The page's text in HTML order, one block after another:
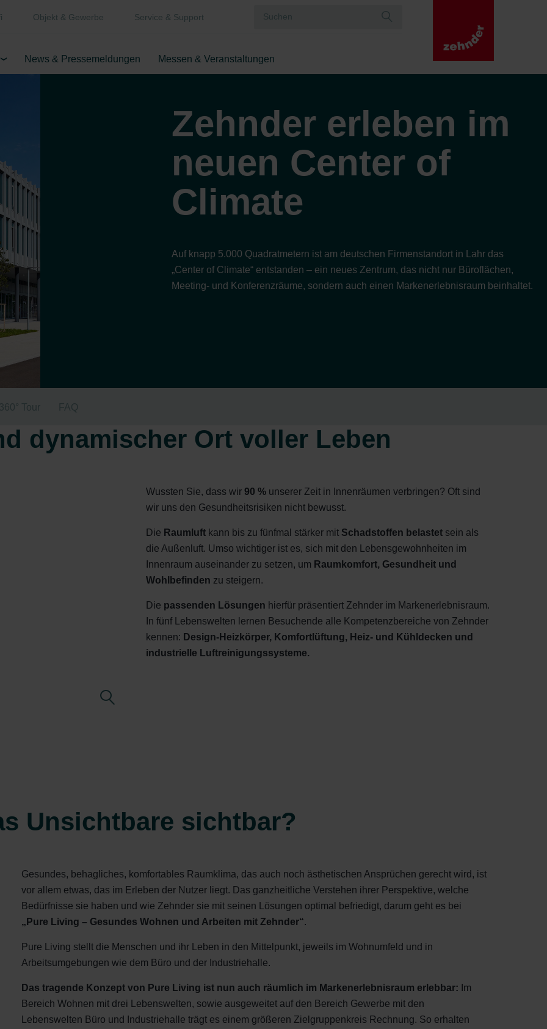
Objekt & Gewerbe Service & Support
News & Pressemeldungen Messen & Veranstaltungen
Zehnder erleben im
neuen Center of
Climate
Auf knapp 5.000 Quadratmetern ist am deutschen Firmenstandort in Lahr das
„Center of Climate“ entstanden – ein neues Zentrum, das nicht nur Büroflächen,
Meeting- und Konferenzräume, sondern auch einen Markenerlebnisraum beinhaltet.
360° Tour FAQ
dynamischer Ort voller Leben
Wussten Sie, dass wir 90 % unserer Zeit in Innenräumen verbringen? Oft sind
wir uns den Gesundheitsrisiken nicht bewusst.
Die Raumluft kann bis zu fünfmal stärker mit Schadstoffen belastet sein als
die Außenluft. Umso wichtiger ist es, sich mit den Lebensgewohnheiten im
Innenraum auseinander zu setzen, um Raumkomfort, Gesundheit und
Wohlbefinden zu steigern.
Die passenden Lösungen hierfür präsentiert Zehnder im Markenerlebnisraum.
In fünf Lebenswelten lernen Besuchende alle Kompetenzbereiche von Zehnder
kennen: Design-Heizkörper, Komfortlüftung, Heiz- und Kühldecken und
industrielle Luftreinigungssysteme.
Unsichtbare sichtbar?
Gesundes, behagliches, komfortables Raumklima, das auch noch ästhetischen Ansprüchen gerecht wird, ist
vor allem etwas, das im Erleben der Nutzer liegt. Das ganzheitliche Verstehen ihrer Perspektive, welche
Bedürfnisse sie haben und wie Zehnder sie mit seinen Lösungen optimal befriedigt, darum geht es bei
„Pure Living – Gesundes Wohnen und Arbeiten mit Zehnder“.
Pure Living stellt die Menschen und ihr Leben in den Mittelpunkt, jeweils im Wohnumfeld und in
Arbeitsumgebungen wie dem Büro und der Industriehalle.
Das tragende Konzept von Pure Living ist nun auch räumlich im Markenerlebnisraum erlebbar: Im
Bereich Wohnen mit drei Lebenswelten, sowie ausgeweitet auf den Bereich Gewerbe mit den
Lebenswelten Büro und Industriehalle trägt es einem größeren Zielgruppenkreis Rechnung. So erhalten